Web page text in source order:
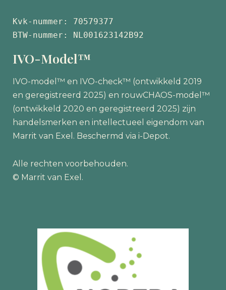
Kvk-nummer: 70579377
BTW-nummer: NL001623142B92
IVO-Model™
IVO-model™ en IVO-check™ (ontwikkeld 2019
en geregistreerd 2025) en rouwCHAOS-model™
(ontwikkeld 2020 en geregistreerd 2025) zijn
handelsmerken en intellectueel eigendom van
Marrit van Exel. Beschermd via i-Depot.
Alle rechten voorbehouden.
© Marrit van Exel.